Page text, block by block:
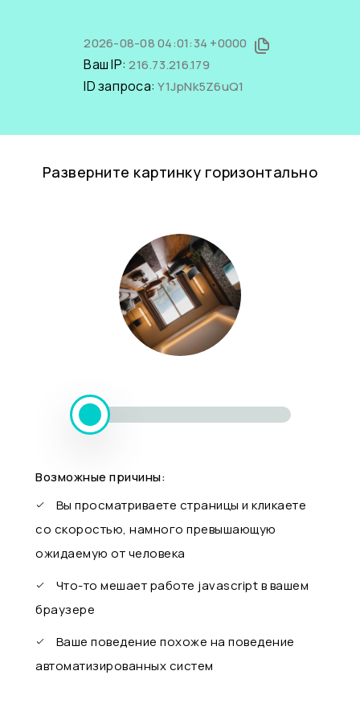
2026-08-08 04:01:34 +0000
Ваш IP:216.73.216.179
ID запроса:Y1JpNk5Z6uQ1
Разверните картинку горизонтально
Возможные причины:
Вы просматриваете страницы и кликаете
со скоростью, намного превышающую
ожидаемую от человека
Что-то мешает работе javascript в вашем
браузере
Ваше поведение похоже на поведение
автоматизированных систем